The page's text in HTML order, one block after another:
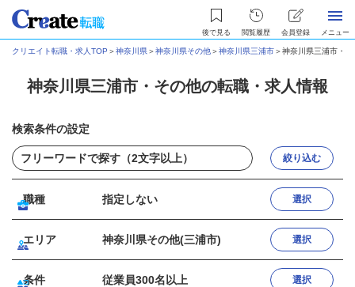
後で見る 閲覧履歴 会員登録 メニュー
クリエイト転職・求人TOP ＞神奈川県＞神奈川県その他＞神奈川県三浦市＞神奈川県三浦市・
神奈川県三浦市・その他の転職・求人情報
検索条件の設定
絞り込む
職種 指定しない 選択
エリア 神奈川県その他(三浦市) 選択
条件 従業員300名以上 選択